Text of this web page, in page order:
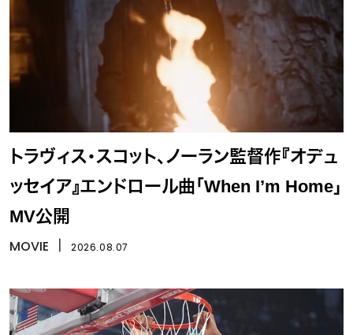
トラヴィス・スコット、ノーラン監督作『オデュ
ッセイア』エンドロール曲「When I’m Home」
MV公開
MOVIE 2026.08.07